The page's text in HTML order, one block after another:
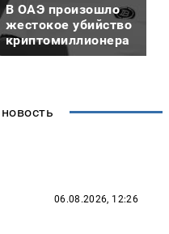
В ОАЭ произошло
жестокое убийство
криптомиллионера
06.08.2026, 12:26